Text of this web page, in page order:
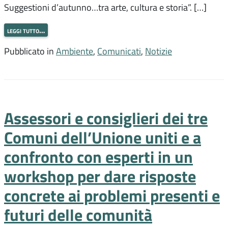
Suggestioni d’autunno…tra arte, cultura e storia”. […]
leggi tutto…
Pubblicato in Ambiente, Comunicati, Notizie
Assessori e consiglieri dei tre
Comuni dell’Unione uniti e a
confronto con esperti in un
workshop per dare risposte
concrete ai problemi presenti e
futuri delle comunità